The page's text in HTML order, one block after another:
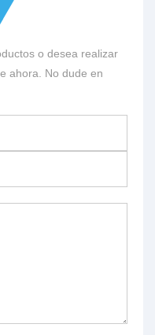
o desea realizar
ahora. No dude en